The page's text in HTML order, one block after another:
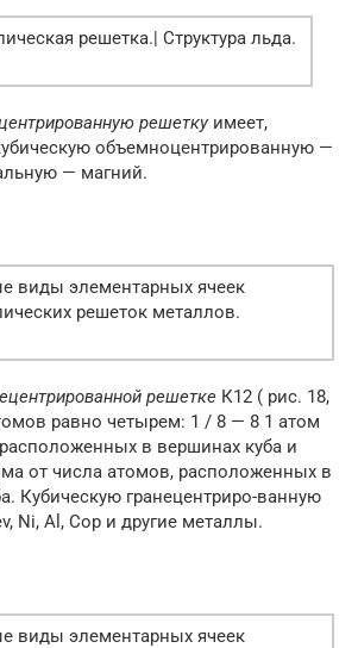
решетка.| Структура льда.
решеткуимеет,
объемноцентрированную —
— магний.
виды элементарных ячеек
решеток металлов.
решетке К12 ( рис. 18,
равно четырем: 1 / 8 — 8 1 атом
в вершинах куба и
от числа атомов, расположенных в
Кубическую гранецентриро-ванную
Ni, Al, Cop и другие металлы.
виды элементарных ячеек